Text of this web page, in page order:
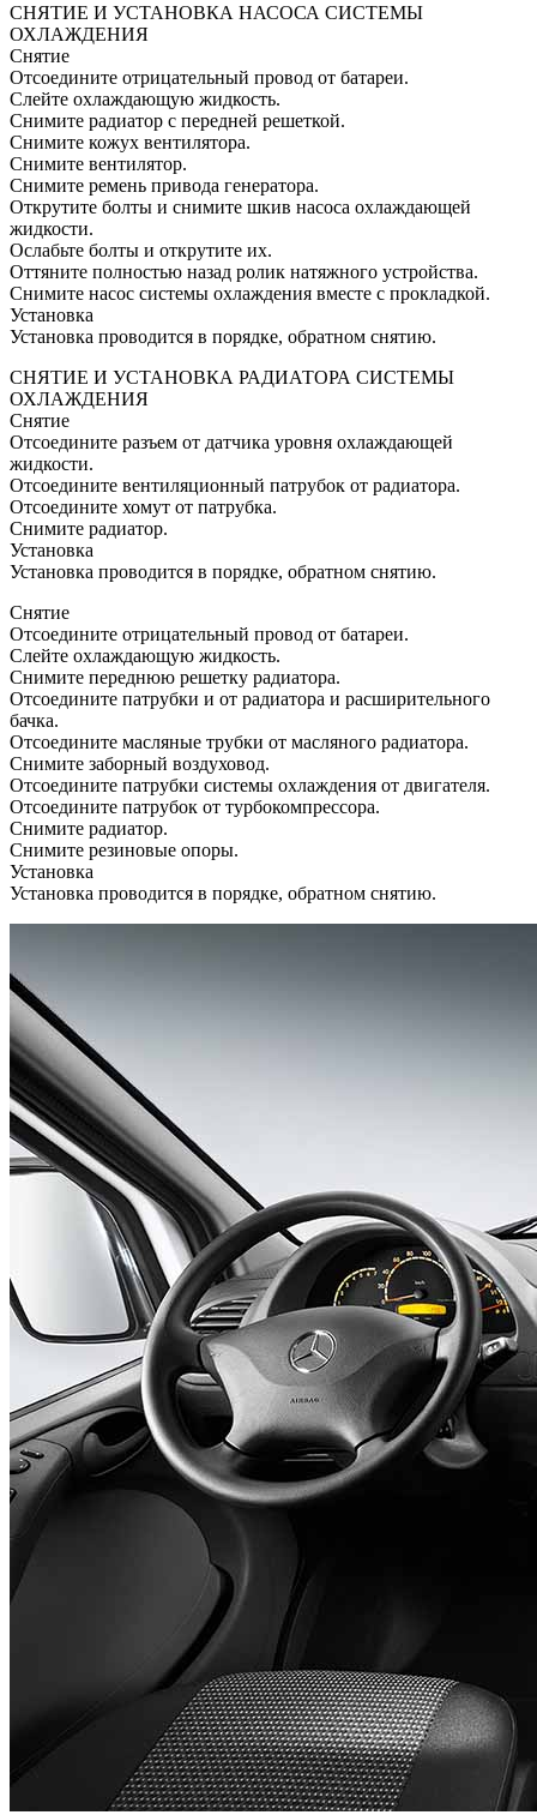
СНЯТИЕ И УСТАНОВКА НАСОСА СИСТЕМЫ
ОХЛАЖДЕНИЯ
Снятие
Отсоедините отрицательный провод от батареи.
Слейте охлаждающую жидкость.
Снимите радиатор с передней решеткой.
Снимите кожух вентилятора.
Снимите вентилятор.
Снимите ремень привода генератора.
Открутите болты и снимите шкив насоса охлаждающей
жидкости.
Ослабьте болты и открутите их.
Оттяните полностью назад ролик натяжного устройства.
Снимите насос системы охлаждения вместе с прокладкой.
Установка
Установка проводится в порядке, обратном снятию.
СНЯТИЕ И УСТАНОВКА РАДИАТОРА СИСТЕМЫ
ОХЛАЖДЕНИЯ
Снятие
Отсоедините разъем от датчика уровня охлаждающей
жидкости.
Отсоедините вентиляционный патрубок от радиатора.
Отсоедините хомут от патрубка.
Снимите радиатор.
Установка
Установка проводится в порядке, обратном снятию.
Снятие
Отсоедините отрицательный провод от батареи.
Слейте охлаждающую жидкость.
Снимите переднюю решетку радиатора.
Отсоедините патрубки и от радиатора и расширительного
бачка.
Отсоедините масляные трубки от масляного радиатора.
Снимите заборный воздуховод.
Отсоедините патрубки системы охлаждения от двигателя.
Отсоедините патрубок от турбокомпрессора.
Снимите радиатор.
Снимите резиновые опоры.
Установка
Установка проводится в порядке, обратном снятию.